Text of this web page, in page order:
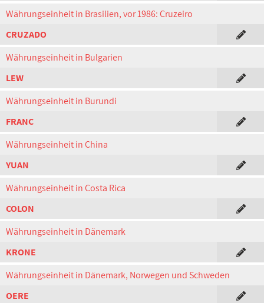
Währungseinheit in Brasilien, vor 1986: Cruzeiro
CRUZADO
Währungseinheit in Bulgarien
LEW
Währungseinheit in Burundi
FRANC
Währungseinheit in China
YUAN
Währungseinheit in Costa Rica
COLON
Währungseinheit in Dänemark
KRONE
Währungseinheit in Dänemark, Norwegen und Schweden
OERE